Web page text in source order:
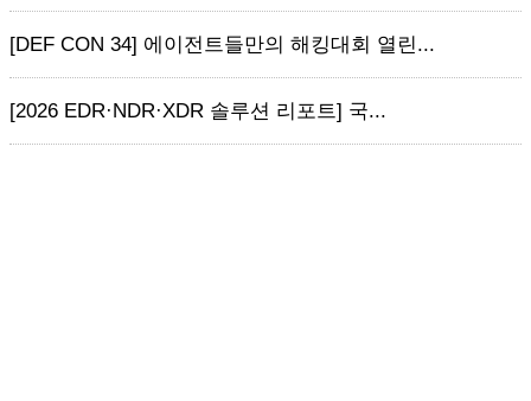
[DEF CON 34] 에이전트들만의 해킹대회 열린...
[2026 EDR·NDR·XDR 솔루션 리포트] 국...